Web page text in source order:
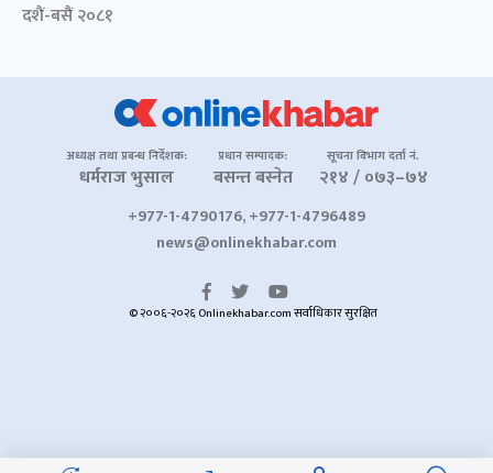
दशैं-बसैं २०८१
अध्यक्ष तथा प्रबन्ध निर्देशक:
धर्मराज भुसाल
प्रधान सम्पादक:
बसन्त बस्नेत
सूचना विभाग दर्ता नं.
२१४ / ०७३–७४
+977-1-4790176, +977-1-4796489
news@onlinekhabar.com
© २००६-२०२६ Onlinekhabar.com सर्वाधिकार सुरक्षित